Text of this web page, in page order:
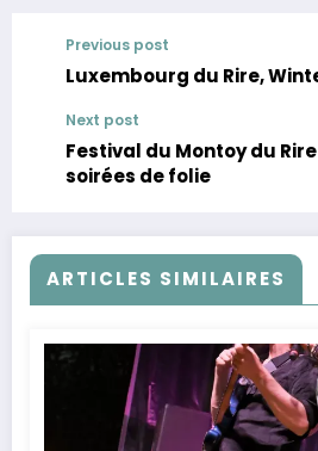
Previous post
Luxembourg du Rire,
Next post
Festival du Montoy du
soirées de folie
ARTICLES SIMILAIRES